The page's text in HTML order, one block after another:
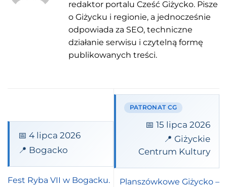
redaktor portalu Cześć Giżycko. Pisze
o Giżycku i regionie, a jednocześnie
odpowiada za SEO, techniczne
działanie serwisu i czytelną formę
publikowanych treści.
📅 4 lipca 2026
📍 Bogacko
Fest Ryba VII w Bogacku.
PATRONAT CG
📅 15 lipca 2026
📍 Giżyckie
Centrum Kultury
Planszówkowe Giżycko –